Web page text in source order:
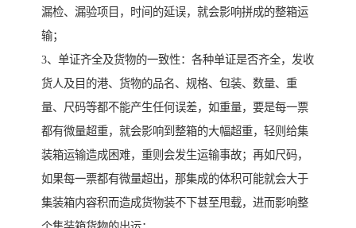
漏检、漏验项目，时间的延误，就会影响拼成的整箱运
输；
3、单证齐全及货物的一致性：各种单证是否齐全，发收
货人及目的港、货物的品名、规格、包装、数量、重
量、尺码等都不能产生任何误差，如重量，要是每一票
都有微量超重，就会影响到整箱的大幅超重，轻则给集
装箱运输造成困难，重则会发生运输事故；再如尺码，
如果每一票都有微量超出，那集成的体积可能就会大于
集装箱内容积而造成货物装不下甚至甩载，进而影响整